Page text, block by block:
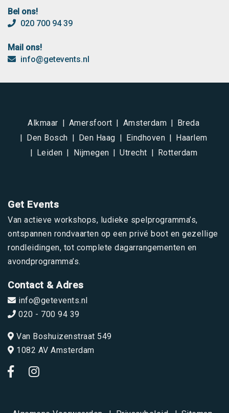
Bel ons!
020 700 94 39
Mail ons!
info@getevents.nl
Alkmaar Amersfoort Amsterdam
Breda
Den Bosch
Den Haag Eindhoven
Haarlem
Leiden
Nijmegen Utrecht Rotterdam
Get Events
Van actieve workshops, ludieke spelprogramma’s,
ontspannen rondvaarten op een privé boot en gezellige
rondleidingen, tot complete dagarrangementen en
avondprogramma’s.
Contact & Adres
info@getevents.nl
020 - 700 94 39
Van Boshuizenstraat 549
1082 AV Amsterdam